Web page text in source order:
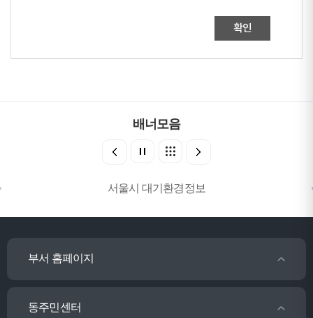
확인
배너모음
서울시 대기환경정보
부서 홈페이지
동주민센터